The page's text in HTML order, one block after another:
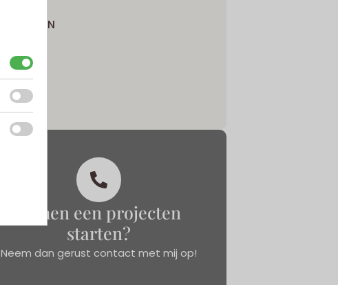
PROJECTEN
BLOGS
CONTACT
Samen een projecten
starten?
Neem dan gerust contact met mij op!